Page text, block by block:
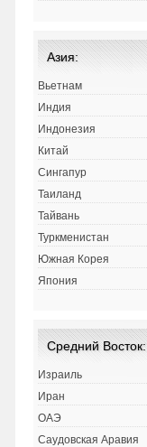
Азия:
Вьетнам
Индия
Индонезия
Китай
Сингапур
Таиланд
Тайвань
Туркменистан
Южная Корея
Япония
Средний Восток:
Израиль
Иран
ОАЭ
Саудовская Аравия